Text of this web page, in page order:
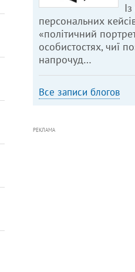
персональних
«політичний
особистостях, чиї
напрочуд…
Все записи блогов
РЕКЛАМА